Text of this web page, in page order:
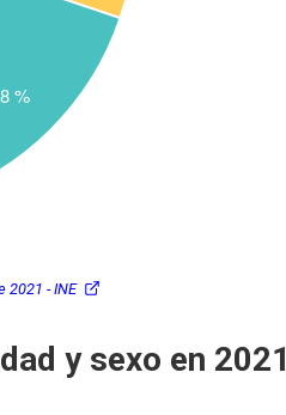
2021 - INE
y sexo en 2021